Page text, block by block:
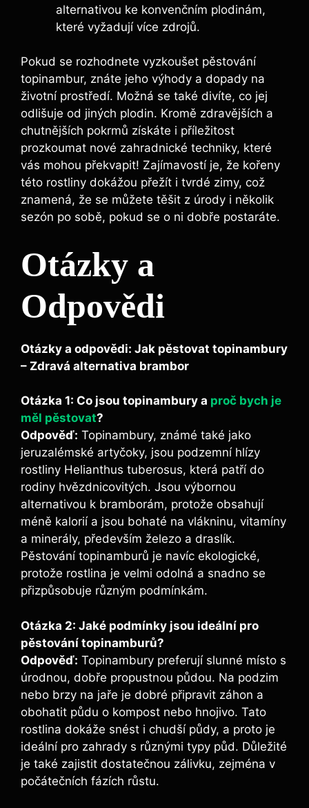
alternativou ke konvenčním plodinám,
které vyžadují více zdrojů.
Pokud se rozhodnete vyzkoušet pěstování
topinambur, znáte jeho výhody a dopady na
životní prostředí. Možná se také divíte, co jej
odlišuje od jiných plodin. Kromě zdravějších a
chutnějších pokrmů získáte i příležitost
prozkoumat nové zahradnické techniky, které
vás mohou překvapit! Zajímavostí je, že kořeny
této rostliny dokážou přežít i tvrdé zimy, což
znamená, že se můžete těšit z úrody i několik
sezón po sobě, pokud se o ni dobře postaráte.
Otázky a
Odpovědi
Otázky a odpovědi: Jak pěstovat topinambury
– Zdravá alternativa brambor
Otázka 1: Co jsou topinambury a proč bych je
měl pěstovat?
Odpověď: Topinambury, známé také jako
jeruzalémské artyčoky, jsou podzemní hlízy
rostliny Helianthus tuberosus, která patří do
rodiny hvězdnicovitých. Jsou výbornou
alternativou k bramborám, protože obsahují
méně kalorií a jsou bohaté na vlákninu, vitamíny
a minerály, především železo a draslík.
Pěstování topinamburů je navíc ekologické,
protože rostlina je velmi odolná a snadno se
přizpůsobuje různým podmínkám.
Otázka 2: Jaké podmínky jsou ideální pro
pěstování topinamburů?
Odpověď: Topinambury preferují slunné místo s
úrodnou, dobře propustnou půdou. Na podzim
nebo brzy na jaře je dobré připravit záhon a
obohatit půdu o kompost nebo hnojivo. Tato
rostlina dokáže snést i chudší půdy, a proto je
ideální pro zahrady s různými typy půd. Důležité
je také zajistit dostatečnou zálivku, zejména v
počátečních fázích růstu.